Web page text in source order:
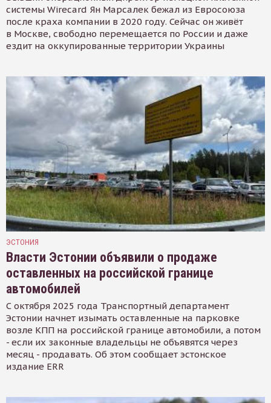
системы Wirecard Ян Марсалек бежал из Евросоюза
после краха компании в 2020 году. Сейчас он живёт
в Москве, свободно перемещается по России и даже
ездит на оккупированные территории Украины
ЭСТОНИЯ
Власти Эстонии объявили о продаже
оставленных на российской границе
автомобилей
С октября 2025 года Транспортный департамент
Эстонии начнет изымать оставленные на парковке
возле КПП на российской границе автомобили, а потом
- если их законные владельцы не объявятся через
месяц - продавать. Об этом сообщает эстонское
издание ERR